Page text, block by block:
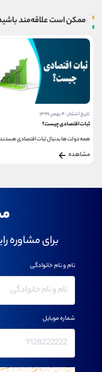
ممکن است علاقه‌مند
تاریخ انتشار : ۴ بهمن ۱۳۹۹
ثبات اقتصادی چیست؟
مشاهده
برای مشاوره
نام و نام خانوادگی
شماره موبایل